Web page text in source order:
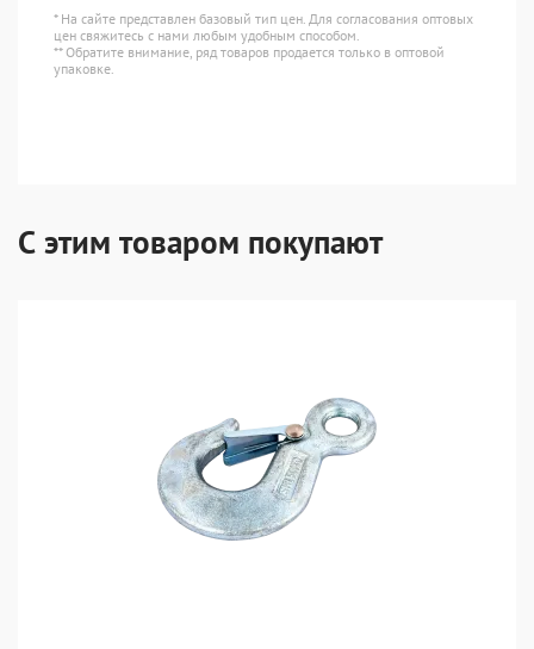
* На сайте представлен базовый тип цен. Для согласования оптовых
цен свяжитесь с нами любым удобным способом.
** Обратите внимание, ряд товаров продается только в оптовой
упаковке.
С этим товаром покупают